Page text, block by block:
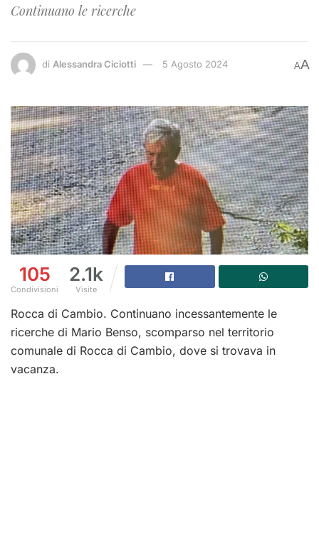
Continuano le ricerche
di Alessandra Ciciotti 5 Agosto 2024 AA
105
Condivisioni
2.1k
Visite
Rocca di Cambio. Continuano incessantemente le
ricerche di Mario Benso, scomparso nel territorio
comunale di Rocca di Cambio, dove si trovava in
vacanza.